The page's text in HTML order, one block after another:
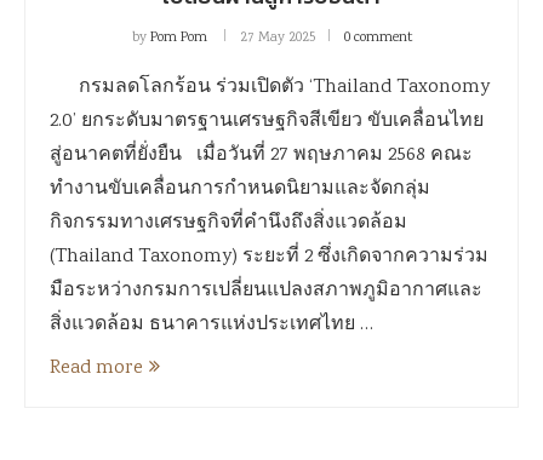
byPom Pom 27 May 2025 0 comment
กรมลดโลกร้อน ร่วมเปิดตัว ‘Thailand Taxonomy
2.0’ ยกระดับมาตรฐานเศรษฐกิจสีเขียว ขับเคลื่อนไทย
สู่อนาคตที่ยั่งยืน เมื่อวันที่ 27 พฤษภาคม 2568 คณะ
ทำงานขับเคลื่อนการกำหนดนิยามและจัดกลุ่ม
กิจกรรมทางเศรษฐกิจที่คำนึงถึงสิ่งแวดล้อม
(Thailand Taxonomy) ระยะที่ 2 ซึ่งเกิดจากความร่วม
มือระหว่างกรมการเปลี่ยนแปลงสภาพภูมิอากาศและ
สิ่งแวดล้อม ธนาคารแห่งประเทศไทย …
Read more